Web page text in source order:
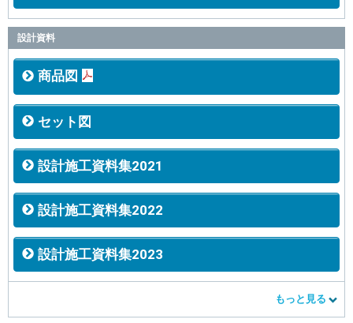
設計資料
商品図
セット図
設計施工資料集2021
設計施工資料集2022
設計施工資料集2023
もっと見る